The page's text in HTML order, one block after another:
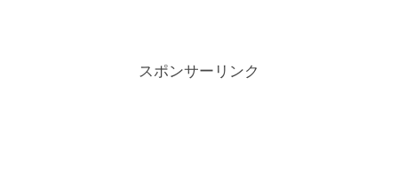
スポンサーリンク